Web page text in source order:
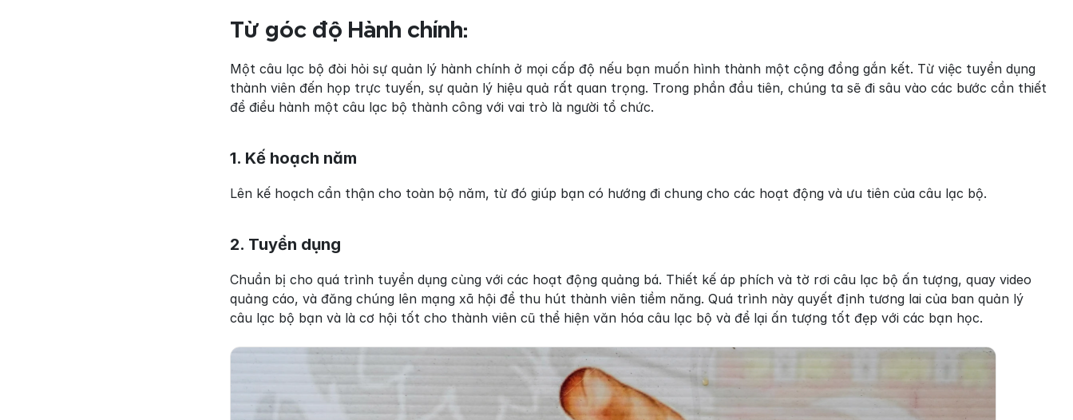
Từ góc độ Hành chính:
Một câu lạc bộ đòi hỏi sự quản lý hành chính ở mọi cấp độ nếu bạn muốn hình thành một cộng đồng gắn kết. Từ việc tuyển dụng
thành viên đến họp trực tuyến, sự quản lý hiệu quả rất quan trọng. Trong phần đầu tiên, chúng ta sẽ đi sâu vào các bước cần thiết
để điều hành một câu lạc bộ thành công với vai trò là người tổ chức.
1. Kế hoạch năm
Lên kế hoạch cẩn thận cho toàn bộ năm, từ đó giúp bạn có hướng đi chung cho các hoạt động và ưu tiên của câu lạc bộ.
2. Tuyển dụng
Chuẩn bị cho quá trình tuyển dụng cùng với các hoạt động quảng bá. Thiết kế áp phích và tờ rơi câu lạc bộ ấn tượng, quay video
quảng cáo, và đăng chúng lên mạng xã hội để thu hút thành viên tiềm năng. Quá trình này quyết định tương lai của ban quản lý
câu lạc bộ bạn và là cơ hội tốt cho thành viên cũ thể hiện văn hóa câu lạc bộ và để lại ấn tượng tốt đẹp với các bạn học.